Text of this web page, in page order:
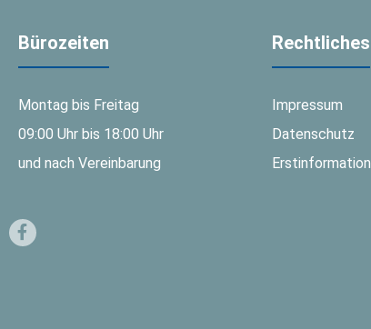
Bürozeiten
Montag bis Freitag
09:00 Uhr bis 18:00 Uhr
und nach Vereinbarung
Rechtliches
Impressum
Datenschutz
Erstinformation